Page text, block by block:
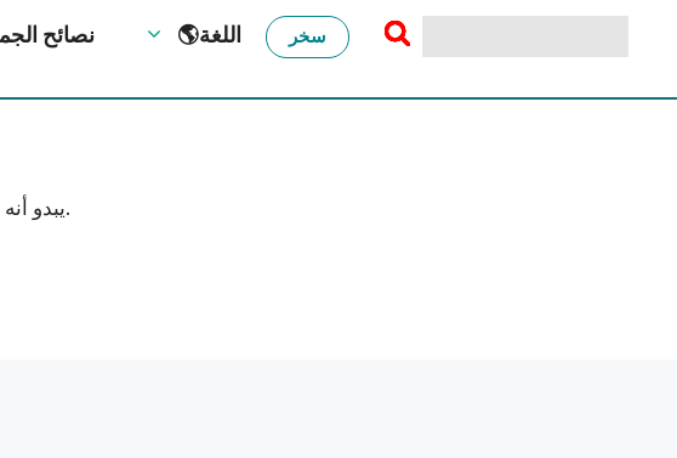
💅🏼 نصائح 🌎اللغة سخر
يبدو أنه لا يمكن إيجاد ما تبحث عنه. قد تفيدك خاصية البحث.